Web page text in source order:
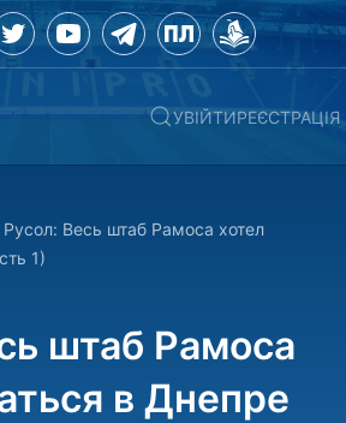
УВІЙТИРЕЄСТРАЦІЯ
Русол: Весь штаб Рамоса хотел
1)
штаб Рамоса
в Днепре